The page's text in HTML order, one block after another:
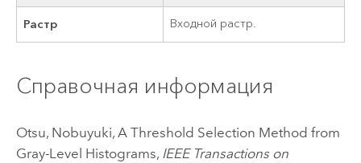
Растр Входной растр.
Справочная информация
Otsu, Nobuyuki, A Threshold Selection Method from
Gray-Level Histograms, IEEE Transactions on